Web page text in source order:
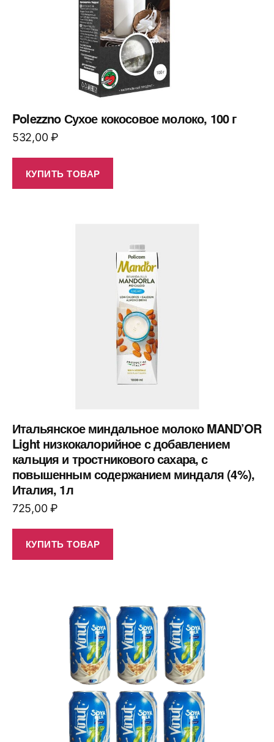
Polezzno Сухое кокосовое молоко, 100 г
532,00₽
КУПИТЬ ТОВАР
Итальянское миндальное молоко MAND’OR
Light низкокалорийное с добавлением
кальция и тростникового сахара, с
повышенным содержанием миндаля (4%),
Италия, 1л
725,00₽
КУПИТЬ ТОВАР